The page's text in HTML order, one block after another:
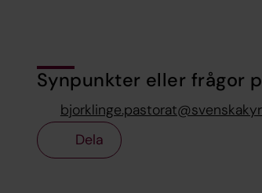
Synpunkter eller frågor
Dela